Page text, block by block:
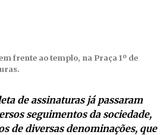
frente ao templo, na Praça 1º de
de assinaturas já passaram
seguimentos da sociedade,
de diversas denominações, que